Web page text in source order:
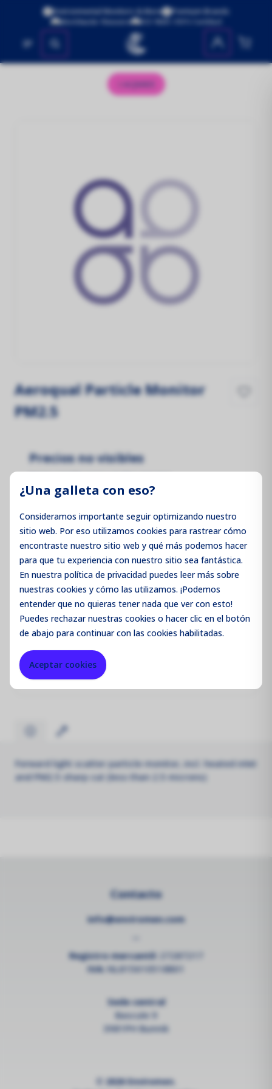
¿Una galleta con eso?
Consideramos importante seguir optimizando nuestro
sitio web. Por eso utilizamos cookies para rastrear cómo
encontraste nuestro sitio web y qué más podemos hacer
para que tu experiencia con nuestro sitio sea fantástica.
En nuestra política de privacidad puedes leer más sobre
nuestras cookies y cómo las utilizamos. ¡Podemos
entender que no quieras tener nada que ver con esto!
Puedes rechazarnuestras cookies o hacer clic en el botón
de abajo para continuar con las cookies habilitadas.
Aceptar cookies
Environmental Monitors & More
Premium Brands
Worldwide Shipping
ISO 9001:2015 Certified
No se encontraron productos
AQM65
Aeroqual Particle Monitor
PM2.5
Precios no visibles
Iniciar sesión / Registrarse
Código de producto: AQMPM25
Parameter:
Forward light scatter particle monitor, incl. heated inlet
and PM2.5 sharp cut (less than 2.5 microns)
Contacto
info@enviromen.com
Registro mercantil: 27287217
IVA: NL815610518B01
Sede central
Bascule 9
3981PH Bunnik
© 2026 Enviromen.